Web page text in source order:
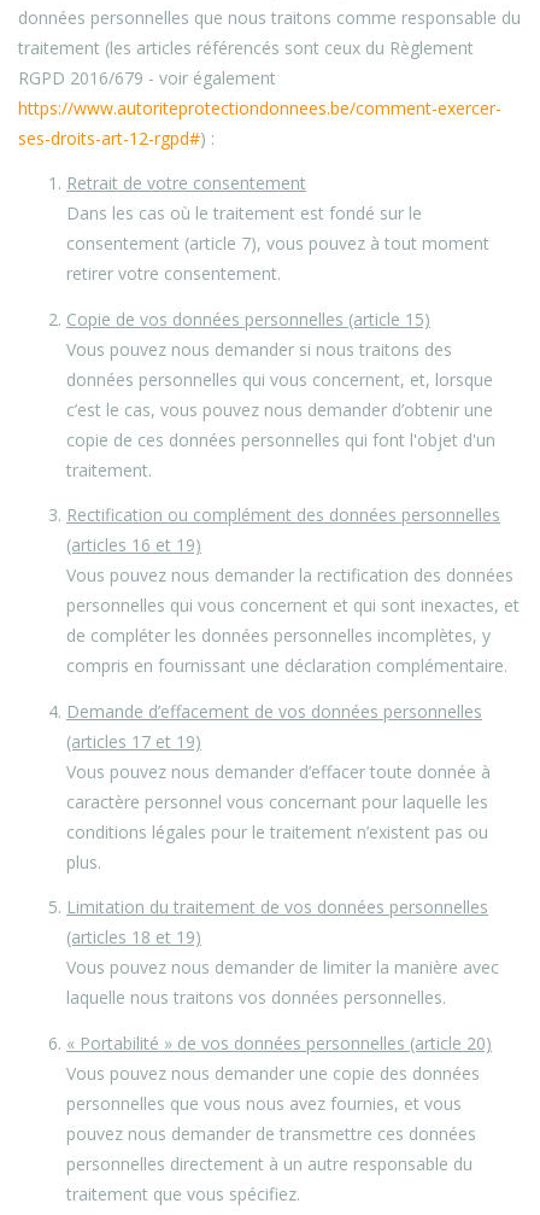
données personnelles que nous traitons comme responsable du
traitement (les articles référencés sont ceux du Règlement
RGPD 2016/679 - voir également
https://www.autoriteprotectiondonnees.be/comment-exercer-
ses-droits-art-12-rgpd#) :
Retrait de votre consentement
Dans les cas où le traitement est fondé sur le
consentement (article 7), vous pouvez à tout moment
retirer votre consentement.
Copie de vos données personnelles (article 15)
Vous pouvez nous demander si nous traitons des
données personnelles qui vous concernent, et, lorsque
c’est le cas, vous pouvez nous demander d’obtenir une
copie de ces données personnelles qui font l'objet d'un
traitement.
Rectification ou complément des données personnelles
(articles 16 et 19)
Vous pouvez nous demander la rectification des données
personnelles qui vous concernent et qui sont inexactes, et
de compléter les données personnelles incomplètes, y
compris en fournissant une déclaration complémentaire.
Demande d’effacement de vos données personnelles
(articles 17 et 19)
Vous pouvez nous demander d’effacer toute donnée à
caractère personnel vous concernant pour laquelle les
conditions légales pour le traitement n’existent pas ou
plus.
Limitation du traitement de vos données personnelles
(articles 18 et 19)
Vous pouvez nous demander de limiter la manière avec
laquelle nous traitons vos données personnelles.
« Portabilité » de vos données personnelles (article 20)
Vous pouvez nous demander une copie des données
personnelles que vous nous avez fournies, et vous
pouvez nous demander de transmettre ces données
personnelles directement à un autre responsable du
traitement que vous spécifiez.